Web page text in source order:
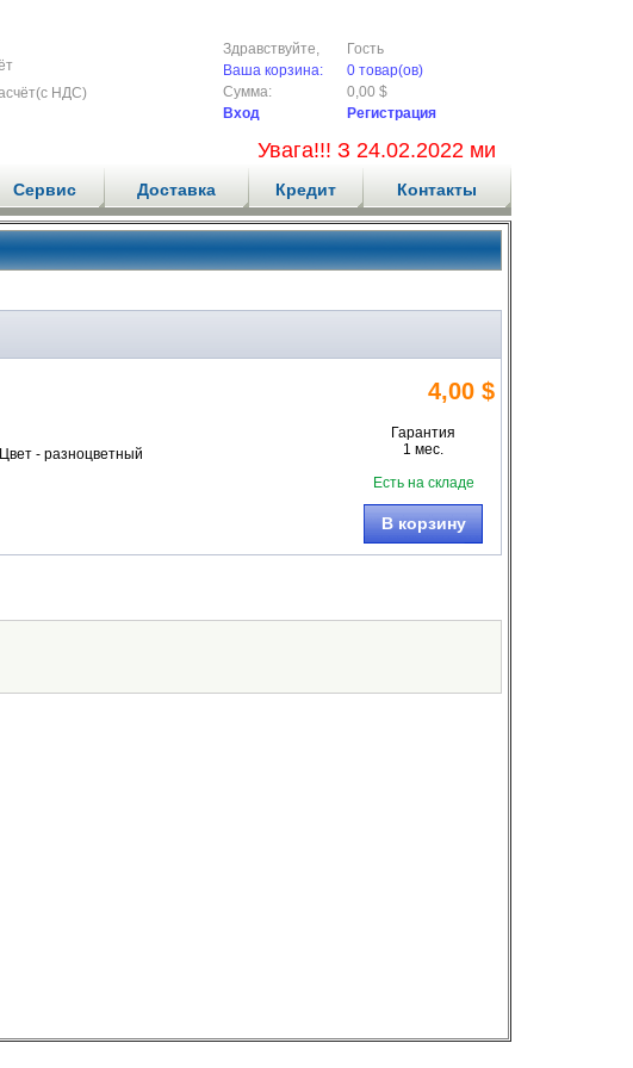
НДС)
Здравствуйте,
Гость
Ваша корзина:
0 товар(ов)
Сумма:
0,00 $
Вход
Регистрация
Увага!!! З 24.02.2022 ми не
Сервис Доставка Кредит Контакты
4,00 $
- разноцветный
Гарантия
1 мес.
Есть на складе
В корзину